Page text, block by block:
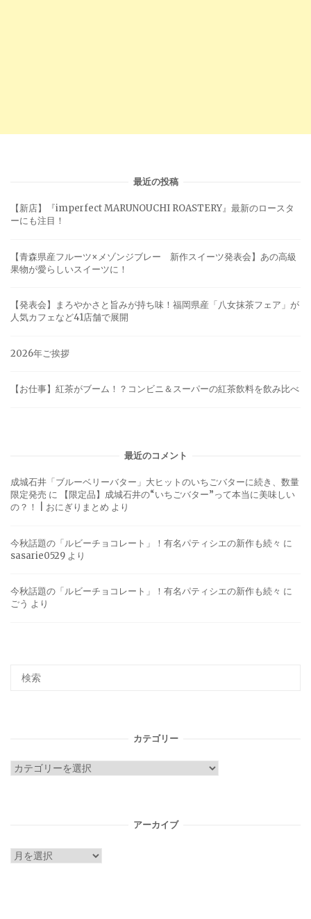
最近の投稿
【新店】『imperfect MARUNOUCHI ROASTERY』最新のロースタ
ーにも注目！
【青森県産フルーツ×メゾンジブレー 新作スイーツ発表会】あの高級
果物が愛らしいスイーツに！
【発表会】まろやかさと旨みが持ち味！福岡県産「八女抹茶フェア」が
人気カフェなど41店舗で展開
2026年ご挨拶
【お仕事】紅茶がブーム！？コンビニ＆スーパーの紅茶飲料を飲み比べ
最近のコメント
成城石井「ブルーベリーバター」大ヒットのいちごバターに続き、数量
限定発売 に
【限定品】成城石井の“いちごバター”って本当に美味しい
の？！ | おにぎりまとめ より
今秋話題の「ルビーチョコレート」！有名パティシエの新作も続々 に
sasarie0529 より
今秋話題の「ルビーチョコレート」！有名パティシエの新作も続々 に
ごう より
カテゴリー
カ
アーカイブ
ア